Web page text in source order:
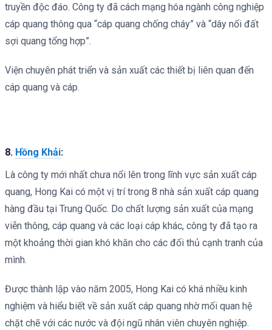
truyền độc đáo. Công ty đã cách mạng hóa ngành công nghiệp
cáp quang thông qua “cáp quang chống cháy” và “dây nối đất
sợi quang tổng hợp”.
Viện chuyên phát triển và sản xuất các thiết bị liên quan đến
cáp quang và cáp.
8. Hồng Khải:
Là công ty mới nhất chưa nổi lên trong lĩnh vực sản xuất cáp
quang, Hong Kai có một vị trí trong 8 nhà sản xuất cáp quang
hàng đầu tại Trung Quốc. Do chất lượng sản xuất của mạng
viễn thông, cáp quang và các loại cáp khác, công ty đã tạo ra
một khoảng thời gian khó khăn cho các đối thủ cạnh tranh của
mình.
Được thành lập vào năm 2005, Hong Kai có khá nhiều kinh
nghiệm và hiểu biết về sản xuất cáp quang nhờ mối quan hệ
chặt chẽ với các nước và đội ngũ nhân viên chuyên nghiệp.